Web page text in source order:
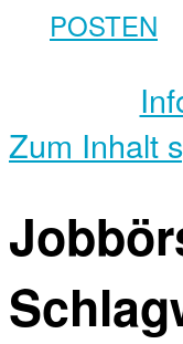
POSTEN
Zum Inhalt